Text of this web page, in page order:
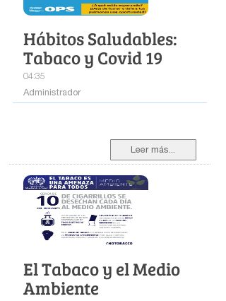
Hábitos Saludables:
Tabaco y Covid 19
04:35
Administrador
Leer más...
El Tabaco y el Medio
Ambiente